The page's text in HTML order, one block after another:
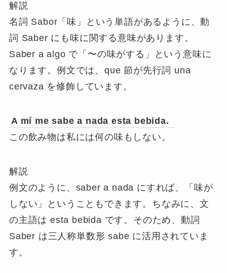
解説
名詞 Sabor「味」という単語があるように、動
詞 Saber にも味に関する意味があります。
Saber a algo で「〜の味がする」という意味に
なります。例文では、que 節が先行詞 una
cervaza を修飾しています。
A mí mesabe a nada esta bebida.
この飲み物は私には何の味もしない。
解説
例文のように、saber a nada にすれば、「味が
しない」ということもできます。ちなみに、文
の主語は esta bebida です。そのため、動詞
Saber は三人称単数形 sabe に活用されていま
す。